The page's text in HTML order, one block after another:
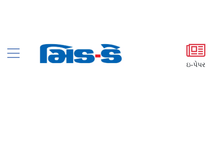
ઇ-પેપર